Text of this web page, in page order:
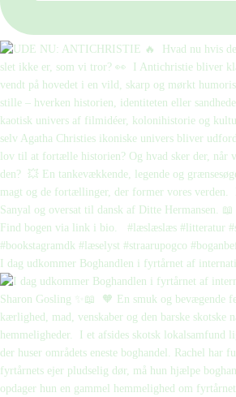
I dag udkommer Boghandlen i fyrtårnet af internati